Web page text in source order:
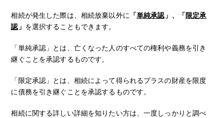
相続が発生した際は、相続放棄以外に 「単純承認 」、「限定承
認 」 を選択することもできます。
「単純承認」とは、亡くなった人のすべての権利や義務を引き
継ぐことを承認するものです。
「限定承認」とは、相続によって得られるプラスの財産を限度
に債務を引き継ぐことを承認するものです。
相続に関する詳しい詳細を知りたい方は、一度しっかりと調べ